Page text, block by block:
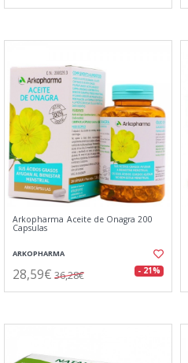
Arkopharma Aceite de Onagra 200
Capsulas
ARKOPHARMA
28,59€ 36,28€ - 21%